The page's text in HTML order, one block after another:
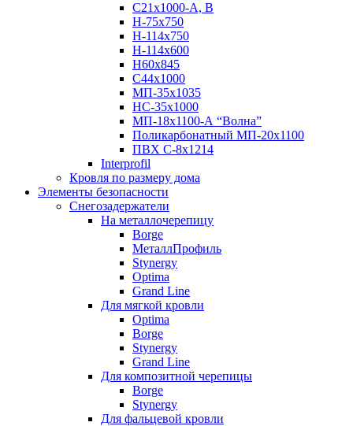
С21х1000-А, В
H-75х750
Н-114х750
Н-114х600
Н60х845
С44х1000
МП-35х1035
НС-35х1000
МП-18х1100-А “Волна”
Поликарбонатный МП-20х1100
ПВХ С-8х1214
Interprofil
Кровля по размеру дома
Элементы безопасности
Снегозадержатели
На металлочерепицу
Borge
МеталлПрофиль
Stynergy
Optima
Grand Line
Для мягкой кровли
Optima
Borge
Stynergy
Grand Line
Для композитной черепицы
Borge
Stynergy
Для фальцевой кровли